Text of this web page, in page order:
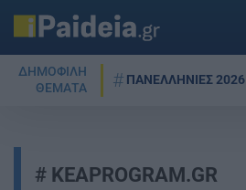
ΔΗΜΟΦΙΛΗ
ΘΕΜΑΤΑ
ΠΑΝΕΛΛΗΝΙΕΣ 2026
KEAPROGRAM.GR